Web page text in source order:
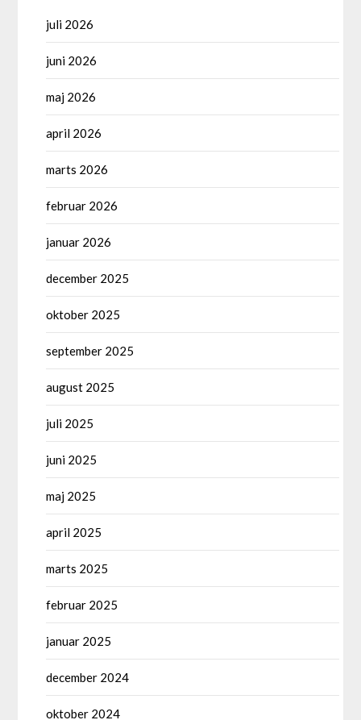
juli 2026
juni 2026
maj 2026
april 2026
marts 2026
februar 2026
januar 2026
december 2025
oktober 2025
september 2025
august 2025
juli 2025
juni 2025
maj 2025
april 2025
marts 2025
februar 2025
januar 2025
december 2024
oktober 2024